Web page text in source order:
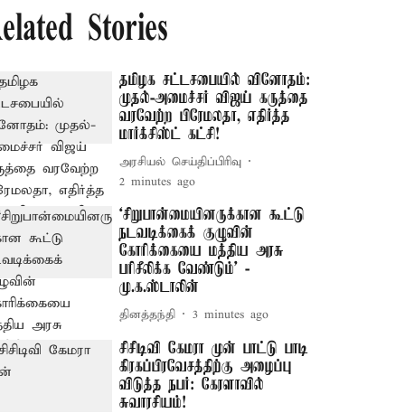
Stories
தமிழக சட்டசபையில் வினோதம்:
முதல்-அமைச்சர் விஜய் கருத்தை
வரவேற்ற பிரேமலதா, எதிர்த்த
மார்க்சிஸ்ட் கட்சி!
அரசியல் செய்திப்பிரிவு
2 minutes ago
‘சிறுபான்மையினருக்கான கூட்டு
நடவடிக்கைக் குழுவின்
கோரிக்கையை மத்திய அரசு
பரிசீலிக்க வேண்டும்’ -
மு.க.ஸ்டாலின்
தினத்தந்தி 3 minutes ago
சிசிடிவி கேமரா முன் பாட்டு பாடி
கிரகப்பிரவேசத்திற்கு அழைப்பு
விடுத்த நபர்: கேரளாவில்
சுவாரசியம்!